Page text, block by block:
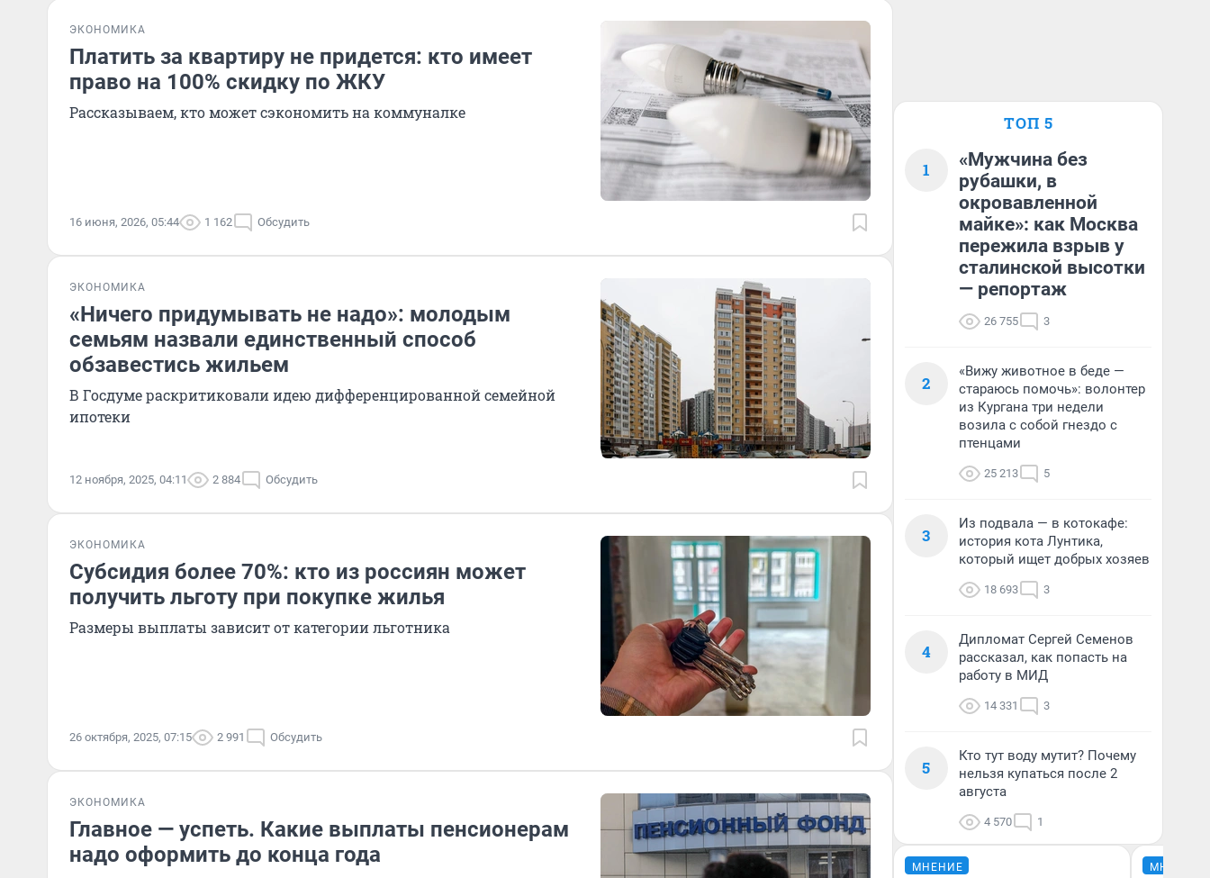
ЭКОНОМИКА
Платить за квартиру не придется: кто имеет
право на 100% скидку по ЖКУ
Рассказываем, кто может сэкономить на коммуналке
16 июня, 2026, 05:44 1 162 Обсудить
ЭКОНОМИКА
«Ничего придумывать не надо»: молодым
семьям назвали единственный способ
обзавестись жильем
В Госдуме раскритиковали идею дифференцированной семейной
ипотеки
12 ноября, 2025, 04:11 2 884 Обсудить
ЭКОНОМИКА
Субсидия более 70%: кто из россиян может
получить льготу при покупке жилья
Размеры выплаты зависит от категории льготника
26 октября, 2025, 07:15 2 991 Обсудить
ЭКОНОМИКА
Главное — успеть. Какие выплаты пенсионерам
надо оформить до конца года
ТОП 5
1
«Мужчина без
рубашки, в
окровавленной
майке»: как Москва
пережила взрыв у
сталинской высотки
— репортаж
26 755 3
2
«Вижу животное в беде —
стараюсь помочь»: волонтер
из Кургана три недели
возила с собой гнездо с
птенцами
25 213 5
3
Из подвала — в котокафе:
история кота Лунтика,
который ищет добрых хозяев
18 693 3
4
Дипломат Сергей Семенов
рассказал, как попасть на
работу в МИД
14 331 3
5
Кто тут воду мутит? Почему
нельзя купаться после 2
августа
4 570 1
МНЕНИЕ МНЕНИЕ